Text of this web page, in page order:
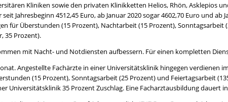
Kliniken sowie den privaten Klinikketten Helios, Rhön, Asklepios
4512,45 Euro, ab Januar 2020 sogar 4602,70 Euro und ab
Überstunden (15 Prozent), Nachtarbeit (15 Prozent), Sonntagsarbeit
35 Prozent).
mit Nacht- und Notdiensten aufbessern. Für einen kompletten
Angestellte Fachärzte in einer Universitätsklinik hingegen verdienen
(15 Prozent), Sonntagsarbeit (25 Prozent) und Feiertagsarbeit
35 Prozent Zuschlag. Eine Facharztausbildung dauert